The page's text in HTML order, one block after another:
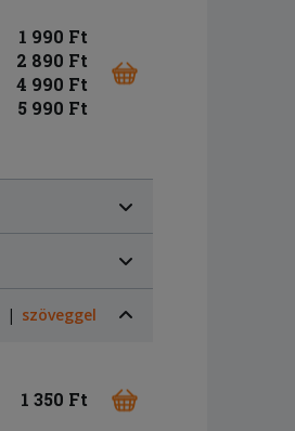
1 990 Ft
2 890 Ft
4 990 Ft
5 990 Ft
szöveggel
1 350 Ft